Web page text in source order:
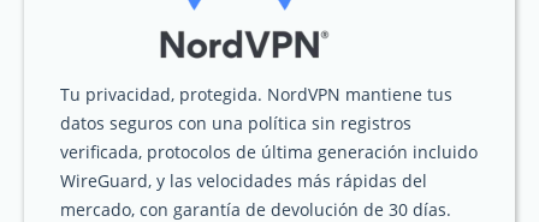
Tu privacidad, protegida. NordVPN mantiene tus
datos seguros con una política sin registros
verificada, protocolos de última generación incluido
WireGuard, y las velocidades más rápidas del
mercado, con garantía de devolución de 30 días.